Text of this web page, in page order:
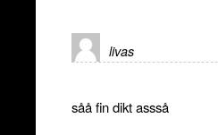
livas
såå fin dikt assså